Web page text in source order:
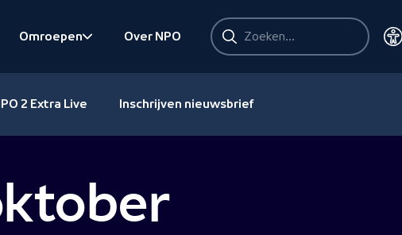
Omroepen
Over NPO
Zoeken
Zoeken
2 Extra Live Inschrijven nieuwsbrief